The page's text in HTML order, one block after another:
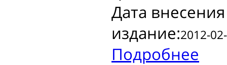
Дата
издание:2012-
Подробнее